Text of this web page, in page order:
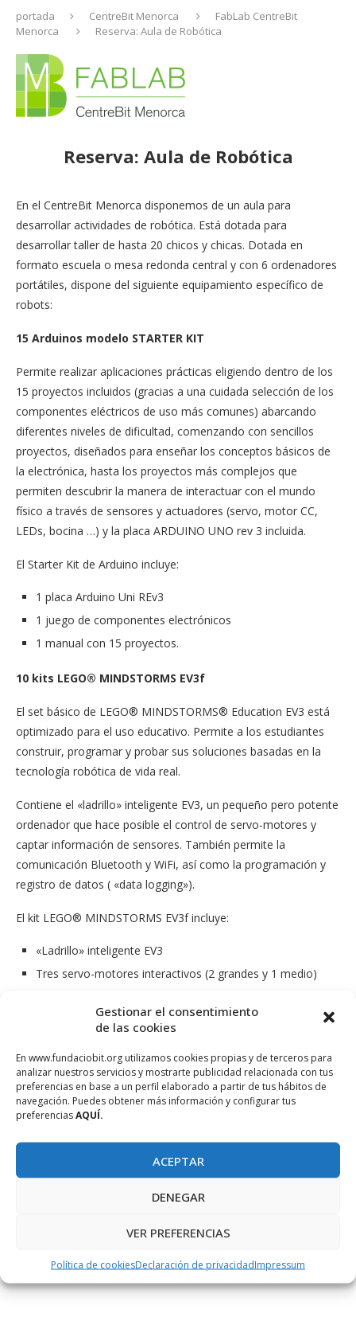
Gestionar el consentimiento
de las cookies
En www.fundaciobit.org utilizamos cookies propias y de terceros para
analizar nuestros servicios y mostrarte publicidad relacionada con tus
preferencias en base a un perfil elaborado a partir de tus hábitos de
navegación. Puedes obtener más información y configurar tus
preferenciasAQUÍ.
ACEPTAR
DENEGAR
VER PREFERENCIAS
Política de cookiesDeclaración de privacidadImpressum
portada CentreBit Menorca
FabLab CentreBit
Menorca
Reserva: Aula de Robótica
Reserva: Aula de Robótica
En el CentreBit Menorca disponemos de un aula para
desarrollar actividades de robótica. Está dotada para
desarrollar taller de hasta 20 chicos y chicas. Dotada en
formato escuela o mesa redonda central y con 6 ordenadores
portátiles, dispone del siguiente equipamiento específico de
robots:
15 Arduinos modelo STARTER KIT
Permite realizar aplicaciones prácticas eligiendo dentro de los
15 proyectos incluidos (gracias a una cuidada selección de los
componentes eléctricos de uso más comunes) abarcando
diferentes niveles de dificultad, comenzando con sencillos
proyectos, diseñados para enseñar los conceptos básicos de
la electrónica, hasta los proyectos más complejos que
permiten descubrir la manera de interactuar con el mundo
físico a través de sensores y actuadores (servo, motor CC,
LEDs, bocina …) y la placa ARDUINO UNO rev 3 incluida.
El Starter Kit de Arduino incluye:
1 placa Arduino Uni REv3
1 juego de componentes electrónicos
1 manual con 15 proyectos.
10 kits LEGO® MINDSTORMS EV3f
El set básico de LEGO® MINDSTORMS® Education EV3 está
optimizado para el uso educativo. Permite a los estudiantes
construir, programar y probar sus soluciones basadas en la
tecnología robótica de vida real.
Contiene el «ladrillo» inteligente EV3, un pequeño pero potente
ordenador que hace posible el control de servo-motores y
captar información de sensores. También permite la
comunicación Bluetooth y WiFi, así como la programación y
registro de datos ( «data logging»).
El kit LEGO® MINDSTORMS EV3f incluye:
«Ladrillo» inteligente EV3
Tres servo-motores interactivos (2 grandes y 1 medio)
Sensor ultrasónico de distancia precisa
Dos sensores de contacto
Batería recargable y cables de conexión
Instrucciones de construcción
Software LEGO® MINDSTORMS® Education EV3: Descarga
www.legoeducation.com/download